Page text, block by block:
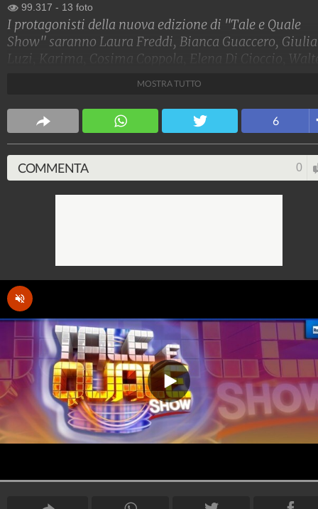
99.317 - 13 foto
I protagonisti della nuova edizione di "Tale e Quale
Show" saranno Laura Freddi, Bianca Guaccero, Giulia
Luzi, Karima, Cosima Coppola, Elena Di Cioccio,
4.053.426.224-9.455 video-76.076 foto
MOSTRA TUTTO
6
COMMENTA 0